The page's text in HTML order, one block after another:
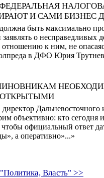
И САМИ БИЗНЕС
быть максимально
о несправедливых
к ним, не
в ДФО Юрия
Дальневосточного
объективно: кто сегодня
официальный ответ
а оперативно»...»
Власть" >>